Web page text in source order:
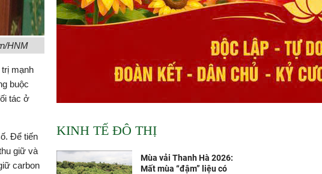
HNM
mạnh
buộc
tác ở
Để tiến
giữ và
carbon
KINH TẾ ĐÔ THỊ
Mùa vải Thanh Hà 2026:
Mất mùa “đậm” liệu có